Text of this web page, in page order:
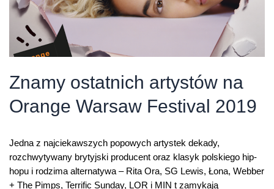
Znamy ostatnich artystów na
Orange Warsaw Festival 2019
Jedna z najciekawszych popowych artystek dekady,
rozchwytywany brytyjski producent oraz klasyk polskiego hip-
hopu i rodzima alternatywa – Rita Ora, SG Lewis, Łona, Webber
+ The Pimps, Terrific Sunday, LOR i MIN t zamykają